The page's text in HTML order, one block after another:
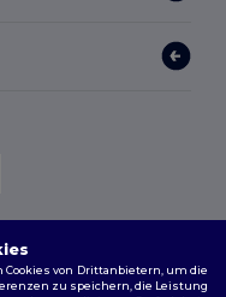
von Drittanbietern, um die
zu speichern, die Leistung